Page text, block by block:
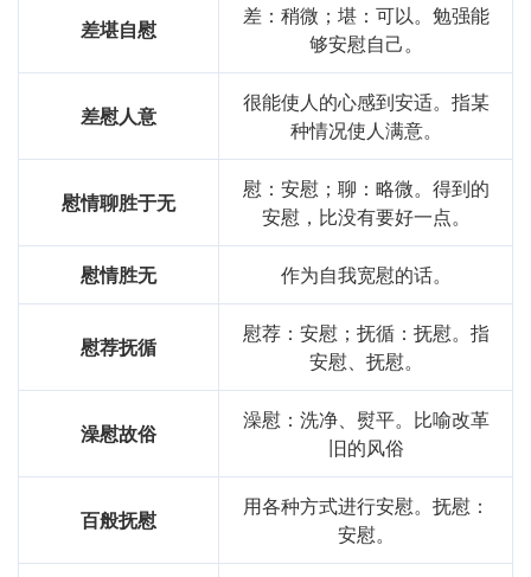
差堪自慰
差：稍微；堪：可以。勉强能
够安慰自己。
差慰人意
很能使人的心感到安适。指某
种情况使人满意。
慰情聊胜于无
慰：安慰；聊：略微。得到的
安慰，比没有要好一点。
慰情胜无 作为自我宽慰的话。
慰荐抚循
慰荐：安慰；抚循：抚慰。指
安慰、抚慰。
澡慰故俗
澡慰：洗净、熨平。比喻改革
旧的风俗
百般抚慰
用各种方式进行安慰。抚慰：
安慰。